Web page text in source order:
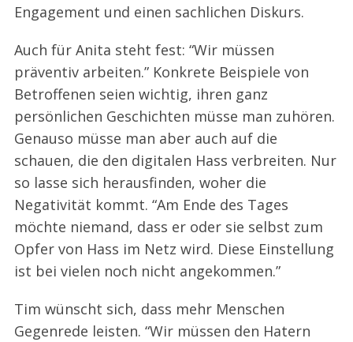
Engagement und einen sachlichen Diskurs.
Auch für Anita steht fest: “Wir müssen
präventiv arbeiten.” Konkrete Beispiele von
Betroffenen seien wichtig, ihren ganz
persönlichen Geschichten müsse man zuhören.
Genauso müsse man aber auch auf die
schauen, die den digitalen Hass verbreiten. Nur
so lasse sich herausfinden, woher die
Negativität kommt. “Am Ende des Tages
möchte niemand, dass er oder sie selbst zum
Opfer von Hass im Netz wird. Diese Einstellung
ist bei vielen noch nicht angekommen.”
Tim wünscht sich, dass mehr Menschen
Gegenrede leisten. “Wir müssen den Hatern